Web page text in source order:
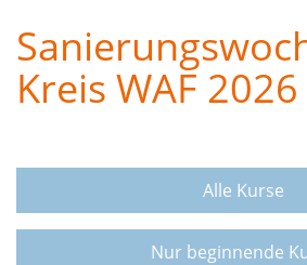
Kreis WAF 2026
Alle Kurse
Nur beginnende